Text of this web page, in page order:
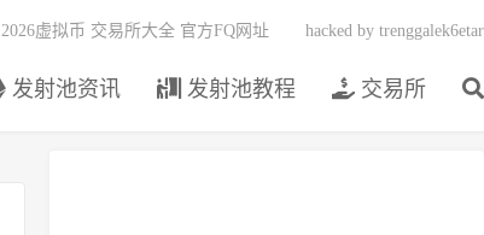
发射池资讯 发射池教程 交易所
2026虚拟币 交易所大全 官方FQ网址 hacked by trenggalek6etar